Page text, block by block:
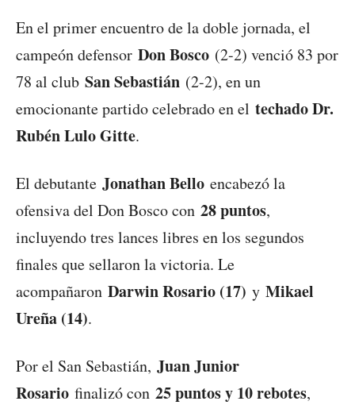
En el primer encuentro de la doble jornada, el
campeón defensor Don Bosco (2-2) venció 83 por
78 al club San Sebastián (2-2), en un
emocionante partido celebrado en el techado Dr.
Rubén Lulo Gitte.
El debutante Jonathan Bello encabezó la
ofensiva del Don Bosco con 28 puntos,
incluyendo tres lances libres en los segundos
finales que sellaron la victoria. Le
acompañaron Darwin Rosario (17) y Mikael
Ureña (14).
Por el San Sebastián, Juan Junior
Rosario finalizó con 25 puntos y 10 rebotes,